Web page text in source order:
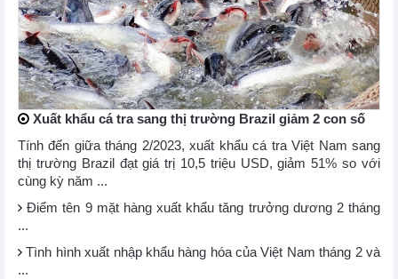
Xuất khẩu cá tra sang thị trường Brazil giảm 2 con số
Tính đến giữa tháng 2/2023, xuất khẩu cá tra Việt Nam sang
thị trường Brazil đạt giá trị 10,5 triệu USD, giảm 51% so với
cùng kỳ năm ...
Điểm tên 9 mặt hàng xuất khẩu tăng trưởng dương 2 tháng
...
Tình hình xuất nhập khẩu hàng hóa của Việt Nam tháng 2 và
...